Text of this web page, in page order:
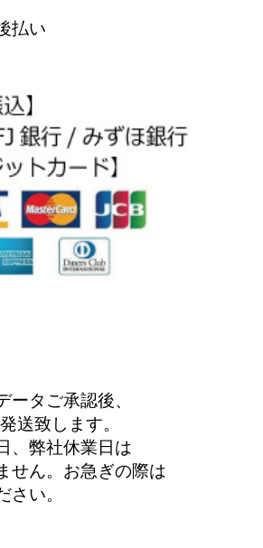
払い
ータご承認後、
送致します。
、弊社休業日は
せん。お急ぎの際は
さい。